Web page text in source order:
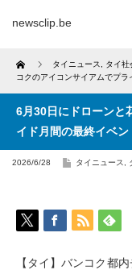
newsclip.be
Home タイニュース タイ社
コクのアイコンサイアムでプラ
6月30日にドローン
イド月間の最終イベン
2026/6/28 タイニュース
【タイ】バンコク都